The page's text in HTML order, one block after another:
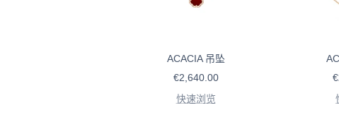
ACACIA 吊坠
售
价
€2,640.00
快速浏览